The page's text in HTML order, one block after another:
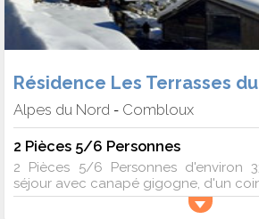
Résidence Les Terrasses
Alpes du Nord - Combloux
2 Pièces 5/6 Personnes
2 Pièces 5/6 Personnes d'environ
séjour avec canapé gigogne, d'un